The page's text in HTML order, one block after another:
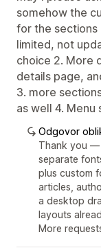
somehow the
for the sections
limited, not
choice 2. More
details page,
3. more
as well 4.
Odgovor
Thank you —
separate
plus custom
articles,
a desktop
layouts
More